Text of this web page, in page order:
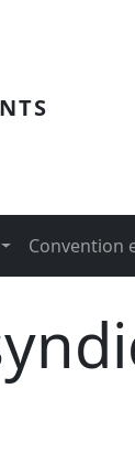
Convention